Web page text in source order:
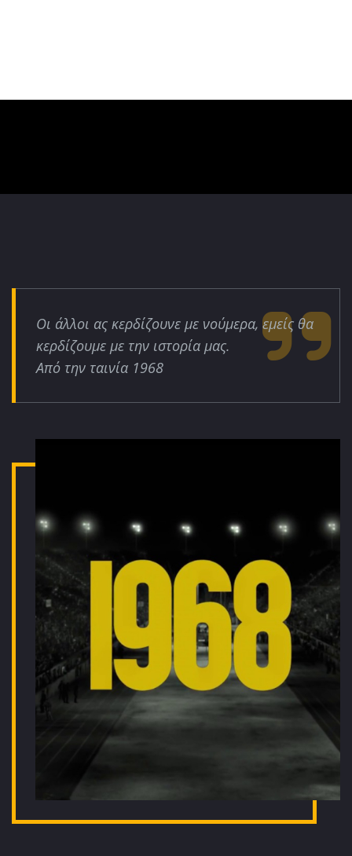
Οι άλλοι ας κερδίζουνε με νούμερα, εμείς θα
κερδίζουμε με την ιστορία μας.
Από την ταινία 1968